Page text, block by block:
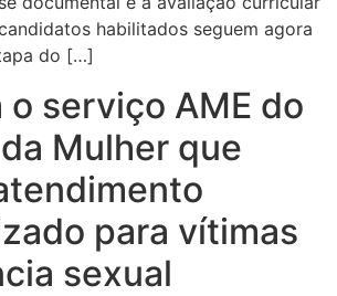
habilitados seguem agora
do […]
o serviço AME do
Mulher que
para vítimas
sexual